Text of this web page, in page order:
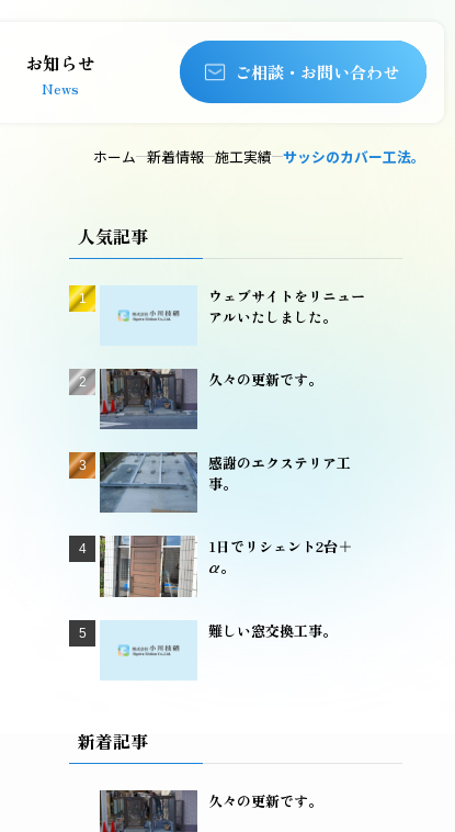
ご相談・お問い合わせ
お知らせ
News
ホーム 新着情報 施工実績 サッシのカバー工法。
人気記事
ウェブサイトをリニュー
アルいたしました。
久々の更新です。
感謝のエクステリア工
事。
1日でリシェント2台＋
α。
難しい窓交換工事。
新着記事
久々の更新です。